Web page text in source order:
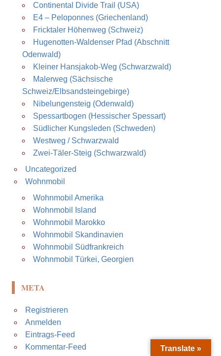
Continental Divide Trail (USA)
E4 – Peloponnes (Griechenland)
Fricktaler Höhenweg (Schweiz)
Hugenotten-Waldenser Pfad (Abschnitt
Odenwald)
Kleiner Hansjakob-Weg (Schwarzwald)
Malerweg (Sächsische
Schweiz/Elbsandsteingebirge)
Nibelungensteig (Odenwald)
Spessartbogen (Hessischer Spessart)
Südlicher Kungsleden (Schweden)
Westweg / Schwarzwald
Zwei-Täler-Steig (Schwarzwald)
Uncategorized
Wohnmobil
Wohnmobil Amerika
Wohnmobil Island
Wohnmobil Marokko
Wohnmobil Skandinavien
Wohnmobil Südfrankreich
Wohnmobil Türkei, Georgien
META
Registrieren
Anmelden
Eintrags-Feed
Kommentar-Feed
Translate »